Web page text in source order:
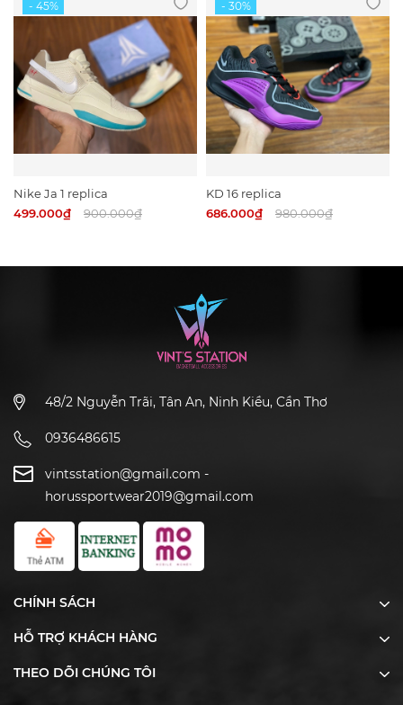
Nike Ja 1 replica
499.000₫
900.000₫
KD 16 replica
686.000₫
980.000₫
48/2 Nguyễn Trãi, Tân An, Ninh Kiều, Cần Thơ
0936486615
vintsstation@gmail.com -
horussportwear2019@gmail.com
CHÍNH SÁCH
HỖ TRỢ KHÁCH HÀNG
THEO DÕI CHÚNG TÔI